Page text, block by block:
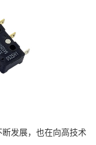
发展，也在向高技术